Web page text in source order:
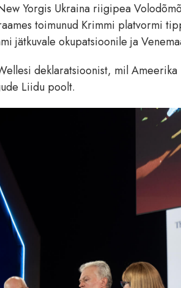
Yorgis Ukraina riigipea
toimunud Krimmi platvormi
jätkuvale okupatsioonile ja
deklaratsioonist, mil
Liidu poolt.